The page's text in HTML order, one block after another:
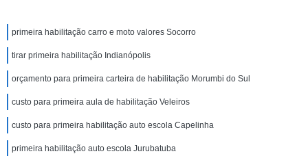
primeira habilitação carro e moto valores Socorro
tirar primeira habilitação Indianópolis
orçamento para primeira carteira de habilitação Morumbi do Sul
custo para primeira aula de habilitação Veleiros
custo para primeira habilitação auto escola Capelinha
primeira habilitação auto escola Jurubatuba